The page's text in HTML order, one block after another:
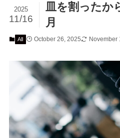
皿を割ったか
月
2025
11/16
All October 26, 2025 November